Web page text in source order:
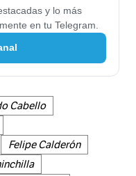
y lo más
en tu Telegram.
Cabello
Felipe Calderón